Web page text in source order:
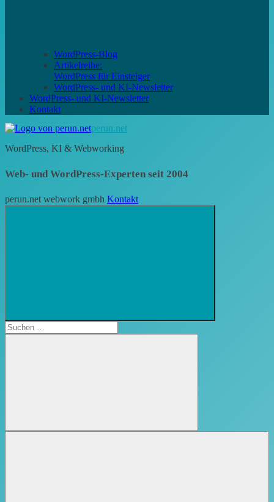
WordPress-Blog
Artikelreihe:
WordPress für Einsteiger
WordPress- und KI-Newsletter
WordPress- und KI-Newsletter
Kontakt
perun.net
WordPress, KI & Webworking
Web- und WordPress-Experten seit 2004
perun.net webwork gmbh Kontakt
öffnen
Suchen
nach:
Suchen